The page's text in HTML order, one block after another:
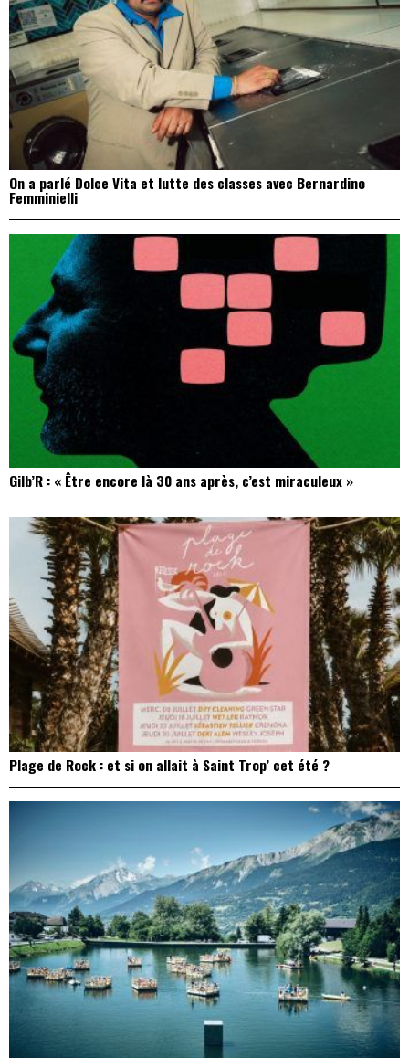
On a parlé Dolce Vita et lutte des classes avec Bernardino
Femminielli
Gilb’R : « Être encore là 30 ans après, c’est miraculeux »
Plage de Rock : et si on allait à Saint Trop’ cet été ?